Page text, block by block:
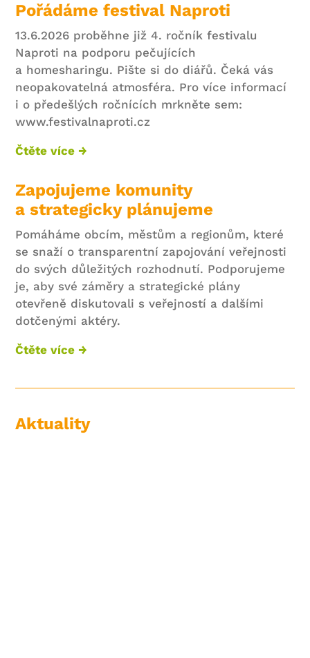
Pořádáme festival Naproti
13.6.2026 proběhne již 4. ročník festivalu
Naproti na podporu pečujících
a homesharingu. Pište si do diářů. Čeká vás
neopakovatelná atmosféra. Pro více informací
i o předešlých ročnících mrkněte sem:
www.festivalnaproti.cz
Čtěte více →
Zapojujeme komunity
a strategicky plánujeme
Pomáháme obcím, městům a regionům, které
se snaží o transparentní zapojování veřejnosti
do svých důležitých rozhodnutí. Podporujeme
je, aby své záměry a strategické plány
otevřeně diskutovali s veřejností a dalšími
dotčenými aktéry.
Čtěte více →
Aktuality